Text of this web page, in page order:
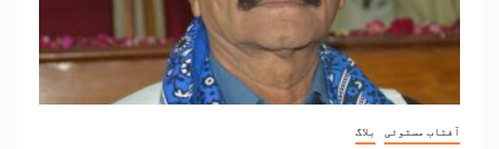
آفتاب مستوئی بلاگ